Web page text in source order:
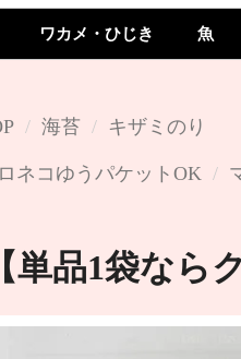
ワカメ・ひじき 魚
海苔 キザミのり
ネコゆうパケットOK
【単品1袋な